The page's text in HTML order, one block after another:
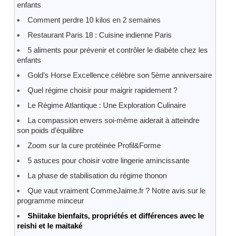
enfants
Comment perdre 10 kilos en 2 semaines
Restaurant Paris 18 : Cuisine indienne Paris
5 aliments pour prévenir et contrôler le diabète chez les
enfants
Gold’s Horse Excellence célèbre son 5ème anniversaire
Quel régime choisir pour maigrir rapidement ?
Le Régime Atlantique : Une Exploration Culinaire
La compassion envers soi-même aiderait à atteindre
son poids d’équilibre
Zoom sur la cure protéinée Profil&Forme
5 astuces pour choisir votre lingerie amincissante
La phase de stabilisation du régime thonon
Que vaut vraiment CommeJaime.fr ? Notre avis sur le
programme minceur
Shiitake bienfaits, propriétés et différences avec le
reishi et le maitaké